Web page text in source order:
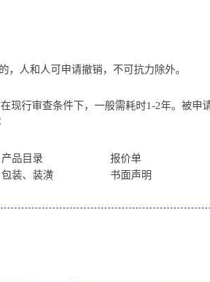
人和人可申请撤销，不可抗力除外。
行审查条件下，一般需耗时1-2年。被申
产品目录 报价单
包装、装潢 书面声明